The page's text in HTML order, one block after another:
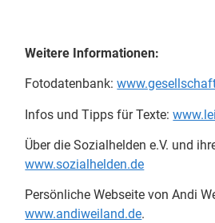
Weitere Informationen:
Fotodatenbank:
Infos und Tipps für Texte:
Über die Sozialhelden e.V. und
www.sozialhelden.de
Persönliche Webseite von Andi
www.andiweiland.de.